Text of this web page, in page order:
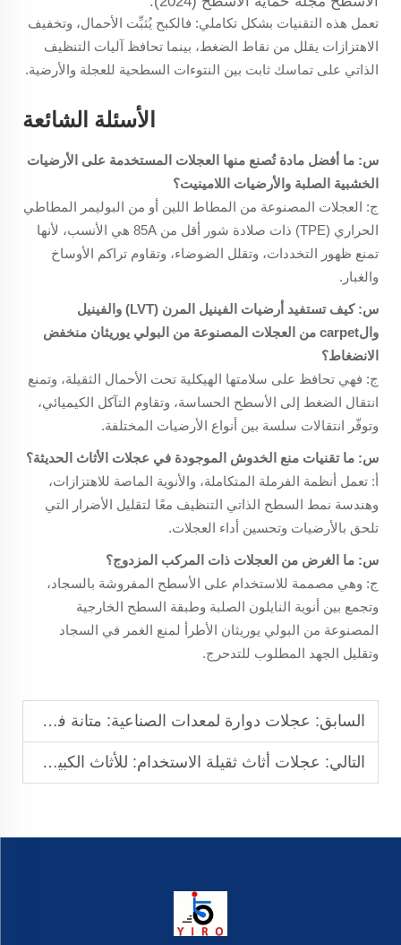
تعمل هذه التقنيات بشكل تكاملي: فالكبح يُثبِّت الأحمال، وتخفيف
الاهتزازات يقلل من نقاط الضغط، بينما تحافظ آليات التنظيف
الذاتي على تماسك ثابت بين النتوءات السطحية للعجلة والأرضية.
الأسئلة الشائعة
س: ما أفضل مادة تُصنع منها العجلات المستخدمة على الأرضيات
الخشبية الصلبة والأرضيات اللامينيت؟
ج: العجلات المصنوعة من المطاط اللين أو من البوليمر المطاطي
الحراري (TPE) ذات صلادة شور أقل من 85A هي الأنسب، لأنها
تمنع ظهور التخددات، وتقلل الضوضاء، وتقاوم تراكم الأوساخ
والغبار.
س: كيف تستفيد أرضيات الفينيل المرن (LVT) والفينيل
والcarpet من العجلات المصنوعة من البولي يوريثان منخفض
الانضغاط؟
ج: فهي تحافظ على سلامتها الهيكلية تحت الأحمال الثقيلة، وتمنع
انتقال الضغط إلى الأسطح الحساسة، وتقاوم التآكل الكيميائي،
وتوفّر انتقالات سلسة بين أنواع الأرضيات المختلفة.
س: ما تقنيات منع الخدوش الموجودة في عجلات الأثاث الحديثة؟
أ: تعمل أنظمة الفرملة المتكاملة، والأنوية الماصة للاهتزازات،
وهندسة نمط السطح الذاتي التنظيف معًا لتقليل الأضرار التي
تلحق بالأرضيات وتحسين أداء العجلات.
س: ما الغرض من العجلات ذات المركب المزدوج؟
ج: وهي مصممة للاستخدام على الأسطح المفروشة بالسجاد،
وتجمع بين أنوية النايلون الصلبة وطبقة السطح الخارجية
المصنوعة من البولي يوريثان الأطرأ لمنع الغمر في السجاد
وتقليل الجهد المطلوب للتدحرج.
السابق: عجلات دوارة لمعدات الصناعية: متانة في البيئات القاسية
التالي: عجلات أثاث ثقيلة الاستخدام: للأثاث الكبير والضخم